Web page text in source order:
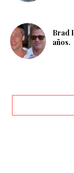
Brad
años.